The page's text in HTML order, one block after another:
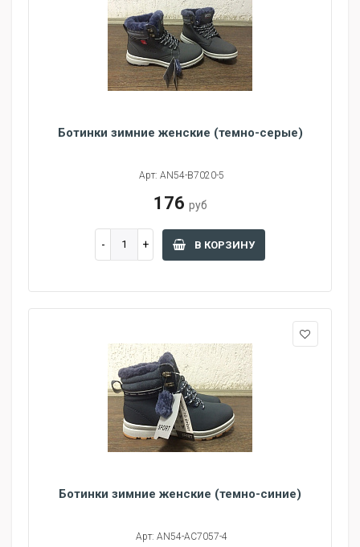
Ботинки зимние женские (темно-серые)
Арт: AN54-B7020-5
176 руб
В КОРЗИНУ
Ботинки зимние женские (темно-синие)
Арт: AN54-AC7057-4